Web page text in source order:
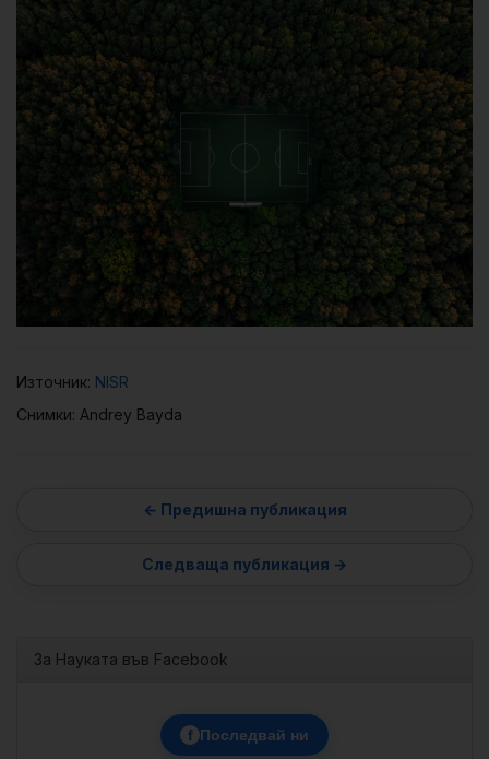
Източник: NISR
Снимки: Andrey Bayda
За Науката във Facebook
f Последвай ни